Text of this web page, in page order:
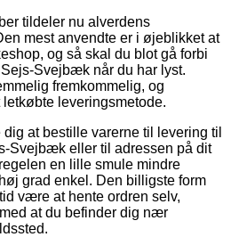
tildeler nu alverdens
mest anvendte er i øjeblikket at
og så skal du blot gå forbi
Svejbæk når du har lyst.
fremkommelig, og
leveringsmetode.
at bestille varerne til levering til
Svejbæk eller til adressen på dit
en lille smule mindre
grad enkel. Den billigste form
være at hente ordren selv,
at du befinder dig nær